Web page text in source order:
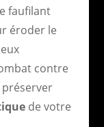
faufilant
éroder le
contre
de votre